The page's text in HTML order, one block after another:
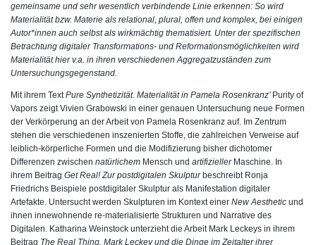
gemeinsame und sehr wesentlich verbindende Linie erkennen: So wird
Materialität bzw. Materie als relational, plural, offen und komplex, bei einigen
Autor*innen auch selbst als wirkmächtig thematisiert. Unter der spezifischen
Betrachtung digitaler Transformations- und Reformationsmöglichkeiten wird
Materialität hier v.a. in ihren verschiedenen Aggregatzuständen zum
Untersuchungsgegenstand.
Mit ihrem TextPure Synthetizität. Materialität in Pamela Rosenkranz’ Purity of
Vapors zeigtVivien Grabowski in einer genauen Untersuchung neue Formen
der Verkörperung an der Arbeit von Pamela Rosenkranz auf. Im Zentrum
stehen die verschiedenen inszenierten Stoffe, die zahlreichen Verweise auf
leiblich-körperliche Formen und die Modifizierung bisher dichotomer
Differenzen zwischen natürlichem Mensch und artifizieller Maschine. In
ihrem Beitrag Get Real! Zur postdigitalen Skulpturbeschreibt Ronja
Friedrichs Beispiele postdigitaler Skulptur als Manifestation digitaler
Artefakte. Untersucht werden Skulpturen im Kontext einer New Aesthetic und
ihnen innewohnende re-materialisierte Strukturen und Narrative des
Digitalen. Katharina Weinstock unterzieht die Arbeit Mark Leckeys in ihrem
Beitrag The Real Thing. Mark Leckey und die Dinge im Zeitalter ihrer